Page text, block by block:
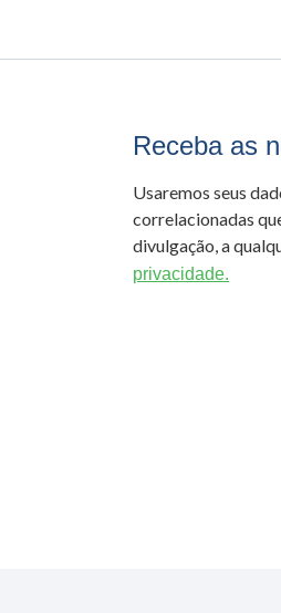
Receba as
Usaremos seus
correlacionadas
divulgação, a
privacidade.